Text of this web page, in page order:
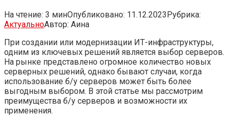
На чтение: 3 минОпубликовано: 11.12.2023Рубрика:
АктуальноАвтор: Аина
При создании или модернизации ИТ-инфраструктуры,
одним из ключевых решений является выбор серверов.
На рынке представлено огромное количество новых
серверных решений, однако бывают случаи, когда
использование б/у серверов может быть более
выгодным выбором. В этой статье мы рассмотрим
преимущества б/у серверов и возможности их
применения.